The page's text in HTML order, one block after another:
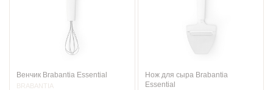
Венчик Brabantia Essential
BRABANTIA
Нож для сыра Brabantia
Essential